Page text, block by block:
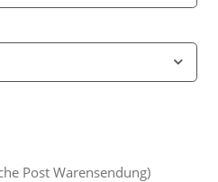
Post Warensendung)